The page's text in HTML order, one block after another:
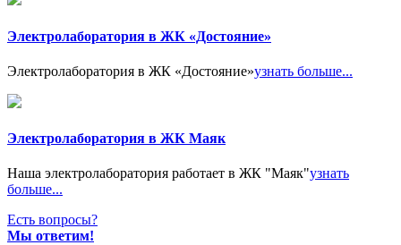
Электролаборатория в ЖК «Достояние»
Электролаборатория в ЖК «Достояние»узнать больше...
Электролаборатория в ЖК Маяк
Наша электролаборатория работает в ЖК "Маяк"узнать
больше...
Есть вопросы?
Мы ответим!